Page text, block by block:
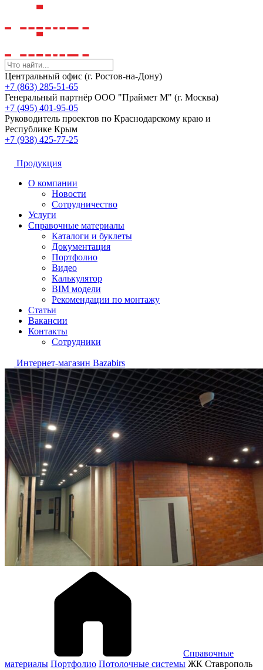
Центральный офис (г. Ростов-на-Дону)
+7 (863) 285-51-65
Генеральный партнёр ООО "Праймет М" (г. Москва)
+7 (495) 401-95-05
Руководитель проектов по Краснодарскому краю и
Республике Крым
+7 (938) 425-77-25
Продукция
О компании
Новости
Сотрудничество
Услуги
Справочные материалы
Каталоги и буклеты
Документация
Портфолио
Видео
Калькулятор
BIM модели
Рекомендации по монтажу
Статьи
Вакансии
Контакты
Сотрудники
Интернет-магазин Bazabirs
Справочные
материалы Портфолио Потолочные системы ЖК Ставрополь